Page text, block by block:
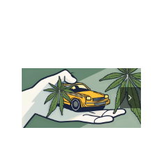
Cannabis
Samen
kaufen: Alles
was Sie